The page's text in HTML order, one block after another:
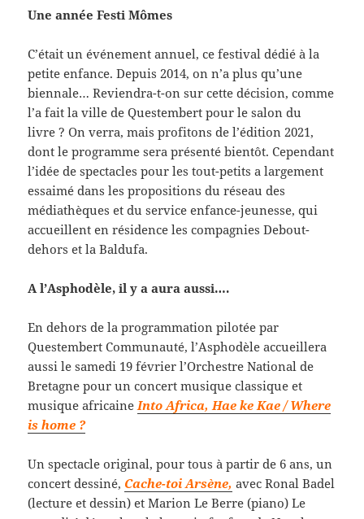
Une année Festi Mômes
C’était un événement annuel, ce festival dédié à la
petite enfance. Depuis 2014, on n’a plus qu’une
biennale… Reviendra-t-on sur cette décision, comme
l’a fait la ville de Questembert pour le salon du
livre ? On verra, mais profitons de l’édition 2021,
dont le programme sera présenté bientôt. Cependant
l’idée de spectacles pour les tout-petits a largement
essaimé dans les propositions du réseau des
médiathèques et du service enfance-jeunesse, qui
accueillent en résidence les compagnies Debout-
dehors et la Baldufa.
A l’Asphodèle, il y a aura aussi….
En dehors de la programmation pilotée par
Questembert Communauté, l’Asphodèle accueillera
aussi le samedi 19 février l’Orchestre National de
Bretagne pour un concert musique classique et
musique africaine Into Africa, Hae ke Kae / Where
is home ?
Un spectacle original, pour tous à partir de 6 ans, un
concert dessiné, Cache-toi Arsène, avec Ronal Badel
(lecture et dessin) et Marion Le Berre (piano) Le